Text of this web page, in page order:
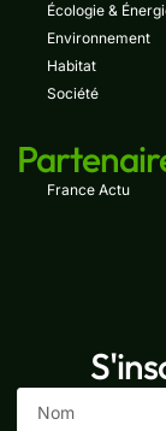
Écologie &
Environnement
Habitat
Société
France Actu